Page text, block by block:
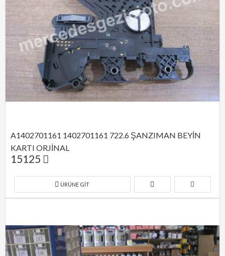
A1402701161 1402701161 722.6 ŞANZIMAN BEYİN
KARTI ORJİNAL
15125
ÜRÜNE GIT